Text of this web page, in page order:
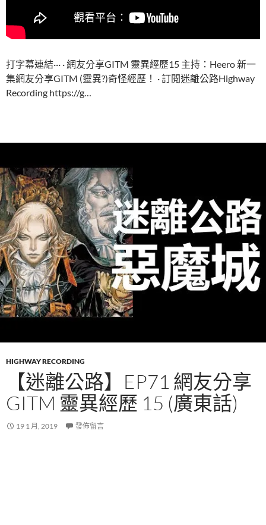
打字幕連結··· · 網友分享GITM 靈異經歷15 主持：Heero 新一
集網友分享GITM (靈異?)奇怪經歷！ · 訂閱迷離公路Highway
Recording https://g…
HIGHWAY RECORDING
【迷離公路】EP71 網友分享
GITM 靈異經歷 15 (廣東話)
19 1 月, 2019 發佈留言